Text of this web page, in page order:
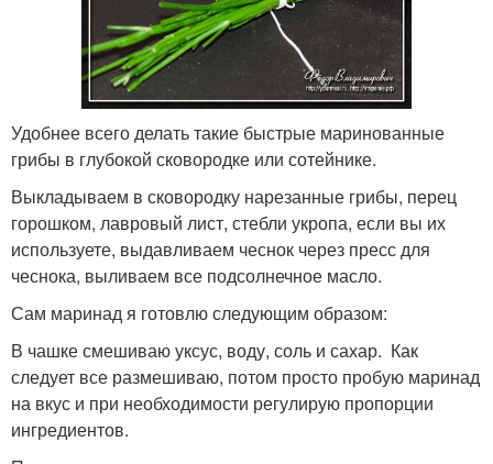
Удобнее всего делать такие быстрые маринованные
грибы в глубокой сковородке или сотейнике.
Выкладываем в сковородку нарезанные грибы, перец
горошком, лавровый лист, стебли укропа, если вы их
используете, выдавливаем чеснок через пресс для
чеснока, выливаем все подсолнечное масло.
Сам маринад я готовлю следующим образом:
В чашке смешиваю уксус, воду, соль и сахар. Как
следует все размешиваю, потом просто пробую маринад
на вкус и при необходимости регулирую пропорции
ингредиентов.